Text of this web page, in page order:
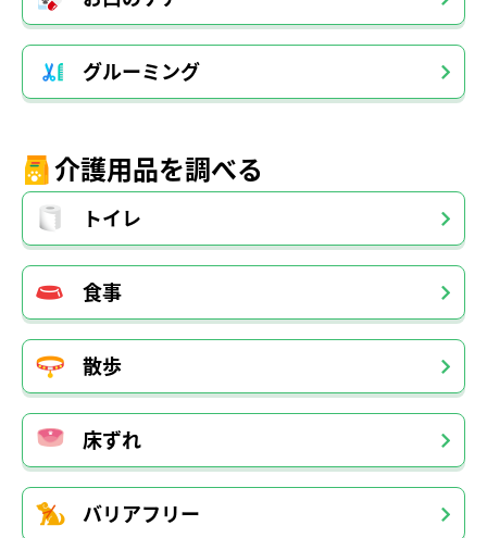
グルーミング
介護用品を調べる
トイレ
食事
散歩
床ずれ
バリアフリー